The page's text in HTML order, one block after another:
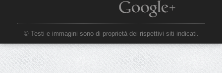
© Testi e immagini sono di proprietà dei rispettivi siti indicati.